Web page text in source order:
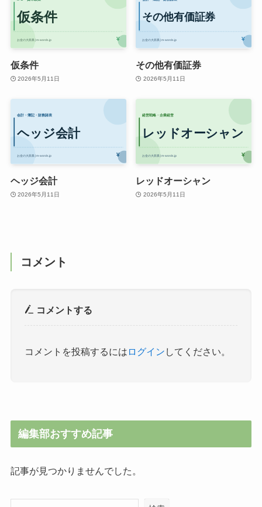
仮条件
2026年5月11日
その他有価証券
2026年5月11日
ヘッジ会計
2026年5月11日
レッドオーシャン
2026年5月11日
コメント
コメントする
コメントを投稿するには ログイン してください。
編集部おすすめ記事
記事が見つかりませんでした。